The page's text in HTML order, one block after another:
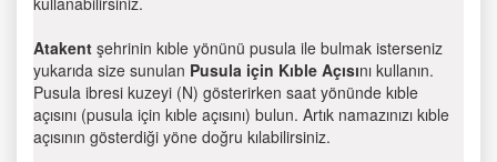
Atakent şehrinin kıble yönünü pusula ile bulmak isterseniz
yukarıda size sunulan Pusula için Kıble Açısını kullanın.
Pusula ibresi kuzeyi (N) gösterirken saat yönünde kıble
açısını (pusula için kıble açısını) bulun. Artık namazınızı kıble
açısının gösterdiği yöne doğru kılabilirsiniz.